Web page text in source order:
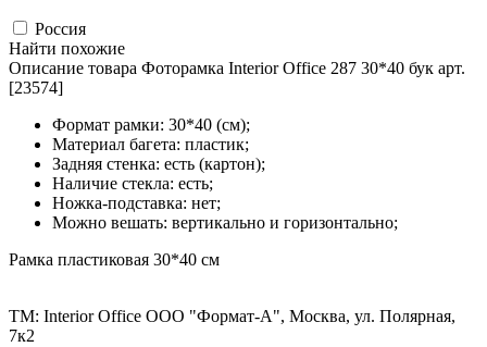
Россия
Найти похожие
Описание товара Фоторамка Interior Office 287 30*40 бук арт.
[23574]
Формат рамки: 30*40 (см);
Материал багета: пластик;
Задняя стенка: есть (картон);
Наличие стекла: есть;
Ножка-подставка: нет;
Можно вешать: вертикально и горизонтально;
Рамка пластиковая 30*40 см
ТМ: Interior Offiсe ООО "Формат-А", Москва, ул. Полярная,
7к2